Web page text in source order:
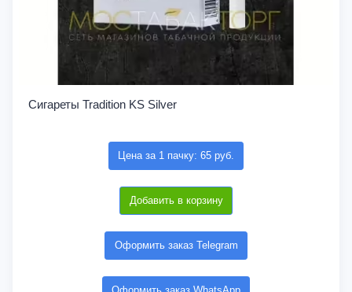
Сигареты Tradition KS Silver
Цена за 1 пачку: 65 руб.
Добавить в корзину
Оформить заказ Telegram